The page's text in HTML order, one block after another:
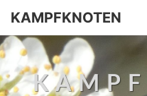
Skip
content
KAMPFKNOTEN